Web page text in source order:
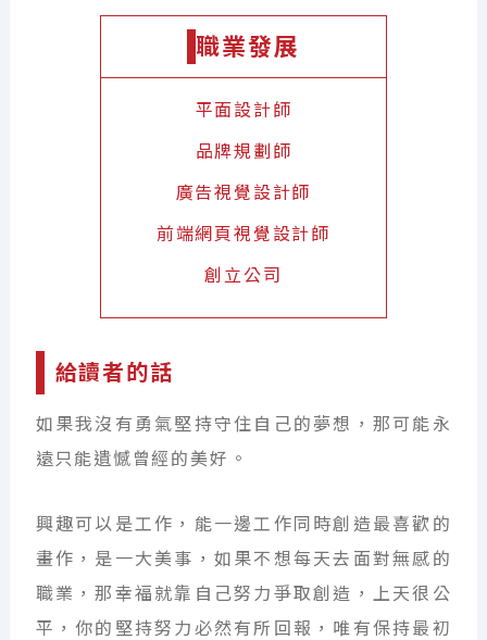
職業發展
平面設計師
品牌規劃師
廣告視覺設計師
前端網頁視覺設計師
創立公司
給讀者的話
如果我沒有勇氣堅持守住自己的夢想，那可能永
遠只能遺憾曾經的美好。
興趣可以是工作，能一邊工作同時創造最喜歡的
畫作，是一大美事，如果不想每天去面對無感的
職業，那幸福就靠自己努力爭取創造，上天很公
平，你的堅持努力必然有所回報，唯有保持最初